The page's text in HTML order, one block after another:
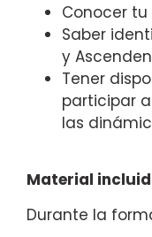
Conocer
Saber
y
Tener
participar
las
Material
Durante la